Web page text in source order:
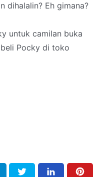
dihalalin? Eh gimana?
untuk camilan buka
Pocky di toko